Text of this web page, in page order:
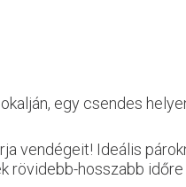
egy csendes
vendégeit! Ideális
rövidebb-hosszabb